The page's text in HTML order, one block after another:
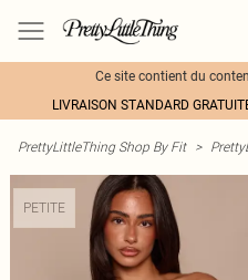
Ce site contient du
LIVRAISON STANDARD
PrettyLittleThing Shop By Fit >
PETITE